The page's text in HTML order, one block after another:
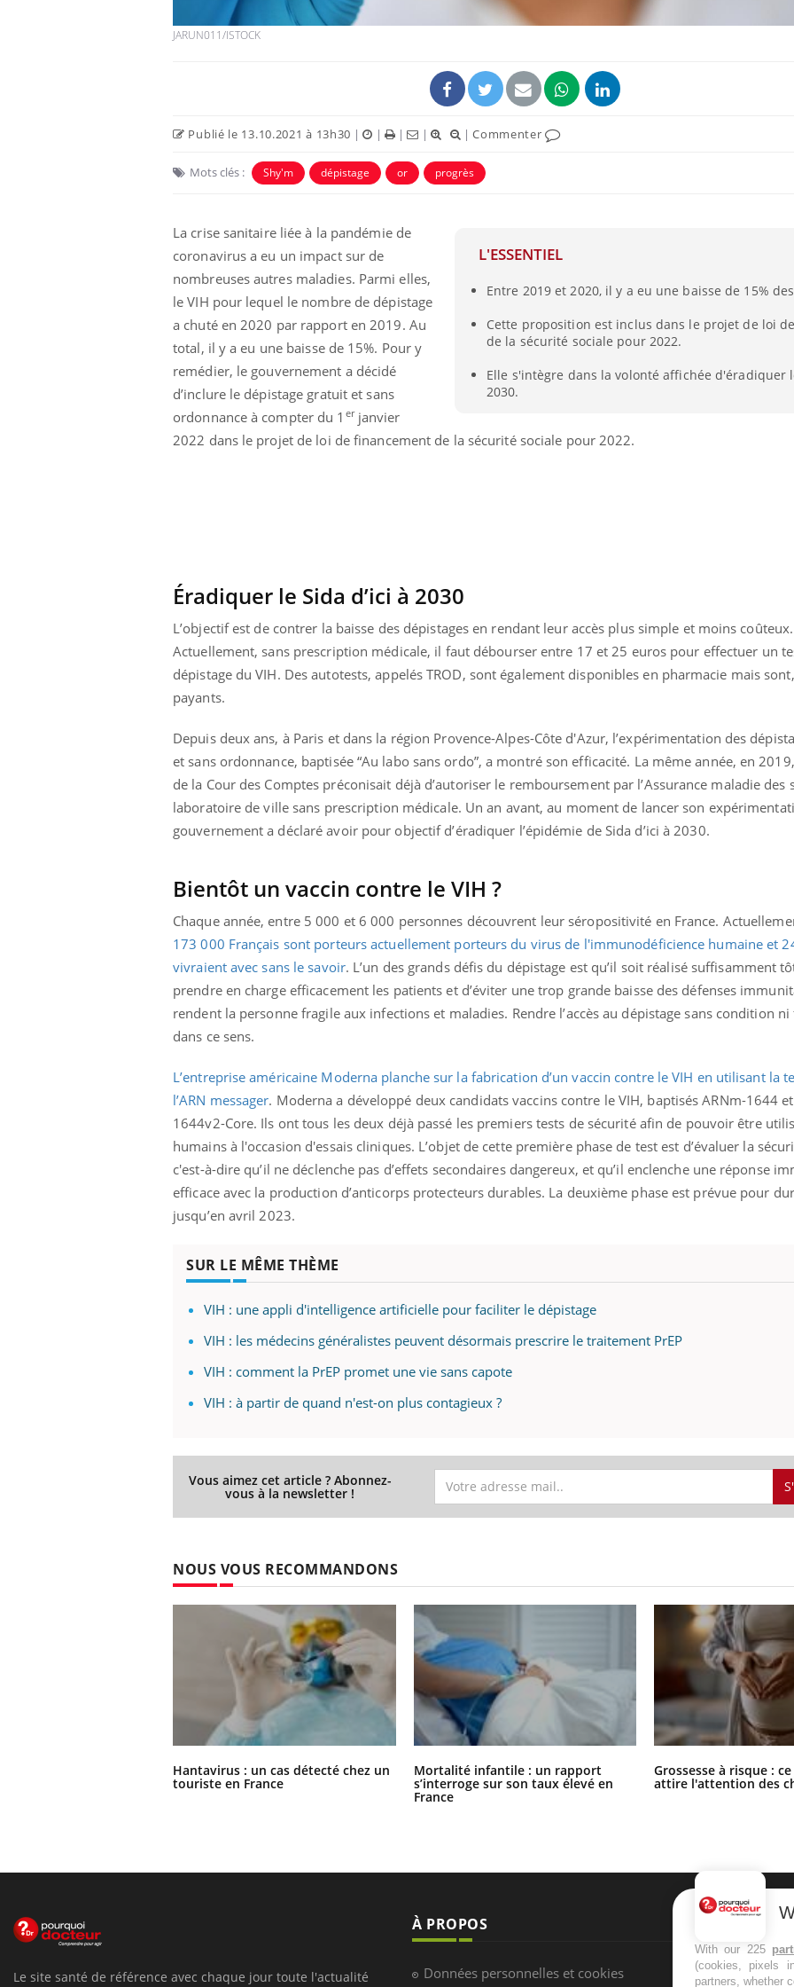
JARUN011/ISTOCK
Publié le 13.10.2021 à 13h30 | | | | |Commenter
Mots clés : Shy'm dépistage or progrès
L'ESSENTIEL
Entre 2019 et 2020, il y a eu une baisse de 15%
Cette proposition est inclus dans le projet de loi
de la sécurité sociale pour 2022.
Elle s'intègre dans la volonté affichée d'éradiquer
2030.
La crise sanitaire liée à la pandémie de
coronavirus a eu un impact sur de
nombreuses autres maladies. Parmi elles,
le VIH pour lequel le nombre de dépistage
a chuté en 2020 par rapport en 2019. Au
total, il y a eu une baisse de 15%. Pour y
remédier, le gouvernement a décidé
d’inclure le dépistage gratuit et sans
ordonnance à compter du 1 erjanvier
2022 dans le projet de loi de financement de la sécurité sociale pour 2022.
Éradiquer le Sida d’ici à 2030
L’objectif est de contrer la baisse des dépistages en rendant leur accès plus simple et moins coûteux.
Actuellement, sans prescription médicale, il faut débourser entre 17 et 25 euros pour effectuer un
dépistage du VIH. Des autotests, appelés TROD, sont également disponibles en pharmacie mais
payants.
Depuis deux ans, à Paris et dans la région Provence-Alpes-Côte d'Azur, l’expérimentation des
et sans ordonnance, baptisée “Au labo sans ordo”, a montré son efficacité. La même année, en
de la Cour des Comptes préconisait déjà d’autoriser le remboursement par l’Assurance maladie des
laboratoire de ville sans prescription médicale. Un an avant, au moment de lancer son
gouvernement a déclaré avoir pour objectif d’éradiquer l’épidémie de Sida d’ici à 2030.
Bientôt un vaccin contre le VIH ?
Chaque année, entre 5 000 et 6 000 personnes découvrent leur séropositivité en France.
173 000 Français sont porteurs actuellement porteurs du virus de l'immunodéficience humaine et
vivraient avec sans le savoir. L’un des grands défis du dépistage est qu’il soit réalisé suffisamment
prendre en charge efficacement les patients et d’éviter une trop grande baisse des défenses
rendent la personne fragile aux infections et maladies. Rendre l’accès au dépistage sans condition
dans ce sens.
L’entreprise américaine Moderna planche sur la fabrication d’un vaccin contre le VIH en utilisant la
l’ARN messager. Moderna a développé deux candidats vaccins contre le VIH, baptisés ARNm-1644
1644v2-Core. Ils ont tous les deux déjà passé les premiers tests de sécurité afin de pouvoir être
humains à l'occasion d'essais cliniques. L’objet de cette première phase de test est d’évaluer la
c'est-à-dire qu’il ne déclenche pas d’effets secondaires dangereux, et qu’il enclenche une réponse
efficace avec la production d’anticorps protecteurs durables. La deuxième phase est prévue pour
jusqu’en avril 2023.
SUR LE MÊME THÈME
VIH : une appli d'intelligence artificielle pour faciliter le dépistage
VIH : les médecins généralistes peuvent désormais prescrire le traitement PrEP
VIH : comment la PrEP promet une vie sans capote
VIH : à partir de quand n'est-on plus contagieux ?
Vous aimez cet article ? Abonnez-
vous à la newsletter !
NOUS VOUS RECOMMANDONS
Hantavirus : un cas détecté chez un
touriste en France
Mortalité infantile : un rapport
s’interroge sur son taux élevé en
France
Grossesse à risque :
attire l'attention des
Carence en fer : comprendre pour
Youtube
Fatigue, irritabilité, brouillard mental ou
même alopécie… Les symptômes de la
carence en fer sont multiples ce qui la rend
osait en parler??Youtube
En 2026, l'insuline dans le diabète de type 2
reste entourée d'idées reçues chez les
patients comme parfois chez les soignants.
préparer pour l’été !
L'été arrive… et avec lui,
rythme de vie ! Vacances,
soleil, activités en plein
À PROPOS
Recevez
With our 225
(cookies, pixels
partners, whether